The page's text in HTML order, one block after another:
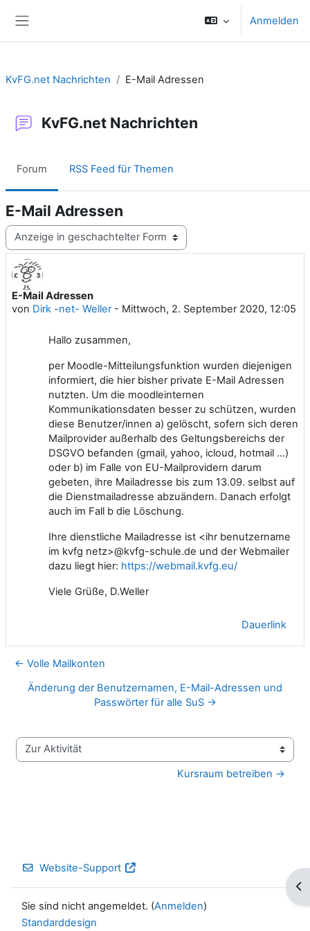
Anmelden
KvFG.net Nachrichten E-Mail Adressen
KvFG.net Nachrichten
Forum RSS Feed für Themen
E-Mail Adressen
Anzeigemodus
E-Mail Adressen
von Dirk -net- Weller- Mittwoch, 2. September 2020, 12:05
Anzahl Antworten: 0
Hallo zusammen,
per Moodle-Mitteilungsfunktion wurden diejenigen
informiert, die hier bisher private E-Mail Adressen
nutzten. Um die moodleinternen
Kommunikationsdaten besser zu schützen, wurden
diese Benutzer/innen a) gelöscht, sofern sich deren
Mailprovider außerhalb des Geltungsbereichs der
DSGVO befanden (gmail, yahoo, icloud, hotmail ...)
oder b) im Falle von EU-Mailprovidern darum
gebeten, ihre Mailadresse bis zum 13.09. selbst auf
die Dienstmailadresse abzuändern. Danach erfolgt
auch im Fall b die Löschung.
Ihre dienstliche Mailadresse ist <ihr benutzername
im kvfg netz>@kvfg-schule.de und der Webmailer
dazu liegt hier: https://webmail.kvfg.eu/
Viele Grüße, D.Weller
Dauerlink
← Volle Mailkonten
Änderung der Benutzernamen, E-Mail-Adressen und
Passwörter für alle SuS →
Zur Aktivität
Kursraum betreiben →
Website-Support
Sie sind nicht angemeldet. (Anmelden)
Standarddesign